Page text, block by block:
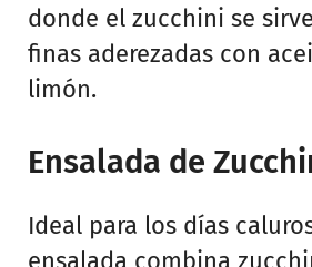
donde el zucchini se
finas aderezadas con
limón.
Ensalada de
Ideal para los días
ensalada combina